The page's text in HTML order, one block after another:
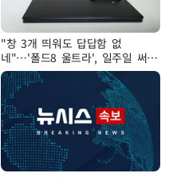
"창 3개 띄워도 답답함 없
네"…'폴드8 울트라', 일주일 써보
니